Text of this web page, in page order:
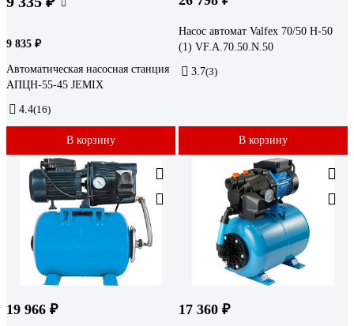
9 835 ₽
Автоматическая насосная станция
АПЦН-55-45 JEMIX
4.4(16)
В корзину
Насос автомат Valfex 70/50 Н-50
(1) VF.A.70.50.N.50
3.7(3)
В корзину
19 966 ₽ 17 360 ₽